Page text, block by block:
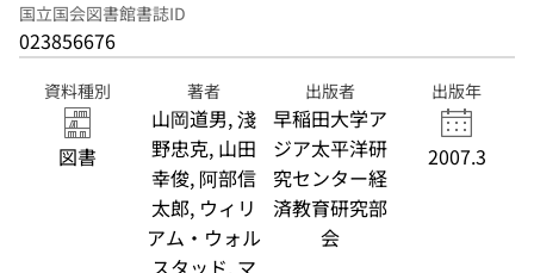
国立国会図書館書誌ID
023856676
資料種別
図書
著者
山岡道男, 淺
野忠克, 山田
幸俊, 阿部信
太郎, ウィリ
アム・ウォル
スタッド, マ
出版者
早稲田大学ア
ジア太平洋研
究センター経
済教育研究部
会
出版年
2007.3